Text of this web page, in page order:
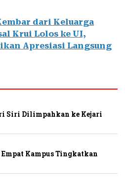
dari Keluarga
Krui Lolos ke UI,
Apresiasi Langsung
Siri Dilimpahkan ke Kejari
Kampus Tingkatkan